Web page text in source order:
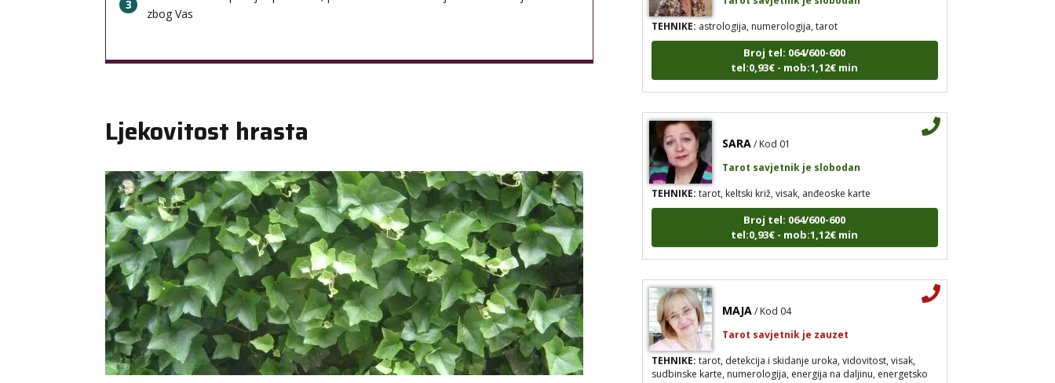
3
zbog Vas
Ljekovitost hrasta
TEHNIKE:astrologija, numerologija, tarot
Broj tel: 064/600-600
tel:0,93€ - mob:1,12€ min
TEHNIKE:tarot, keltski križ, visak, anđeoske karte
Broj tel: 064/600-600
tel:0,93€ - mob:1,12€ min
TEHNIKE:tarot, detekcija i skidanje uroka, vidovitost, visak,
sudbinske karte, numerologija, energija na daljinu, energetsko
čišćenje aure, anđeoske karte